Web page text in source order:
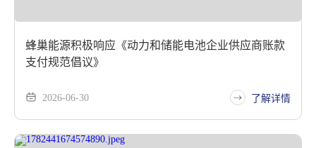
蜂巢能源积极响应《动力和储能电池企业供应商账款
支付规范倡议》
2026-06-30 了解详情